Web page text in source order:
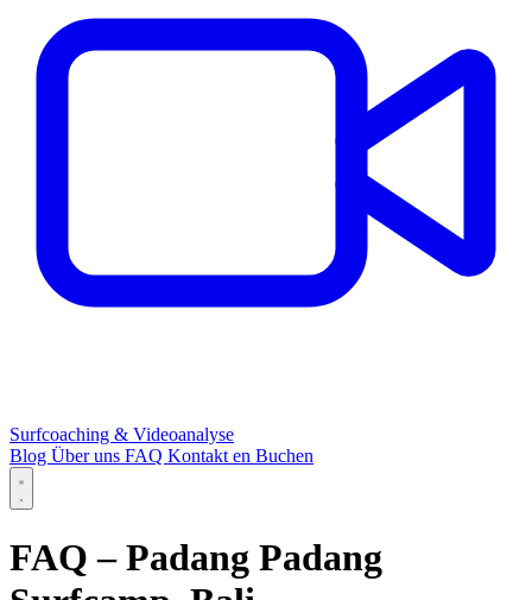
Surfcoaching & Videoanalyse
Blog Über uns FAQ Kontakten Buchen
FAQ – Padang Padang